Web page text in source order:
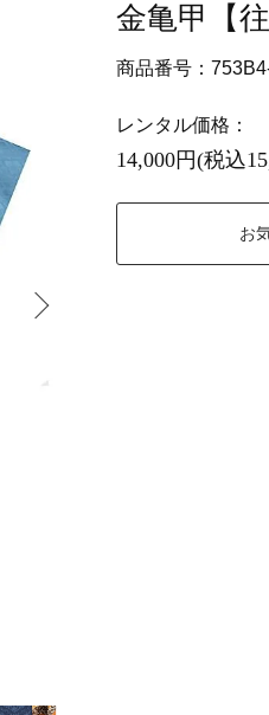
金亀甲【
商品番号：
レンタル価格：
14,000円(税込
お